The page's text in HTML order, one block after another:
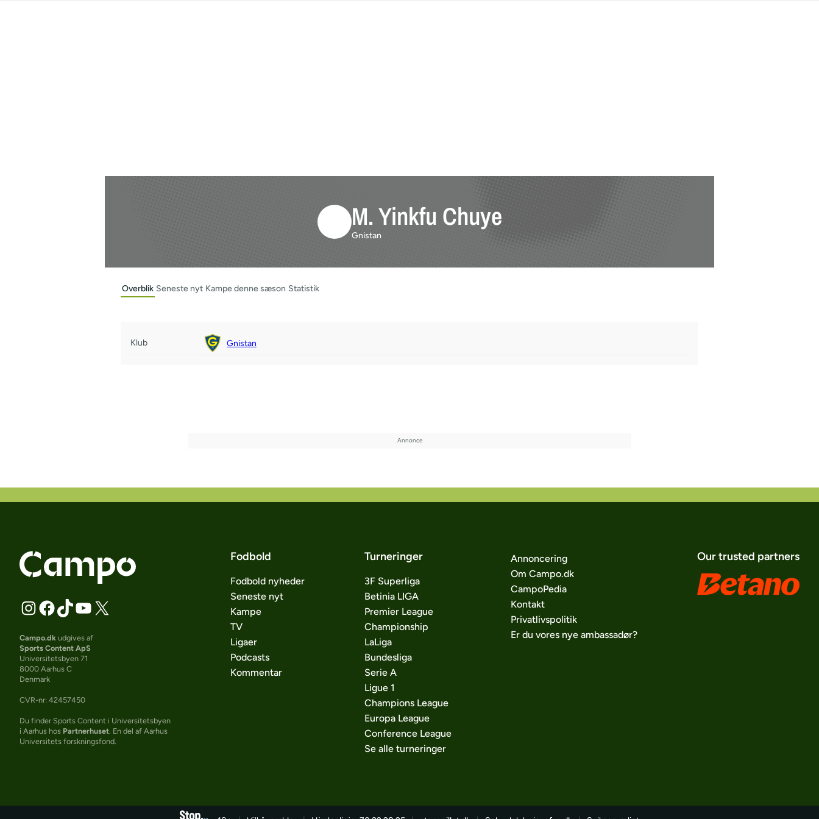
M. Yinkfu Chuye
Gnistan
Overblik Seneste nyt Kampe denne sæson Statistik
Klub Gnistan
Campo.dk udgives af
Sports Content ApS
Universitetsbyen 71
8000 Aarhus C
Denmark
CVR-nr: 42457450
Du finder Sports Content i Universitetsbyen
i Aarhus hos Partnerhuset . En del af Aarhus
Universitets forskningsfond.
Fodbold
Fodbold nyheder
Seneste nyt
Kampe
TV
Ligaer
Podcasts
Kommentar
Turneringer
3F Superliga
Betinia LIGA
Premier League
Championship
LaLiga
Bundesliga
Serie A
Ligue 1
Champions League
Europa League
Conference League
Se alle turneringer
Annoncering
Om Campo.dk
CampoPedia
Kontakt
Privatlivspolitik
Er du vores nye ambassadør?
Our trusted partners